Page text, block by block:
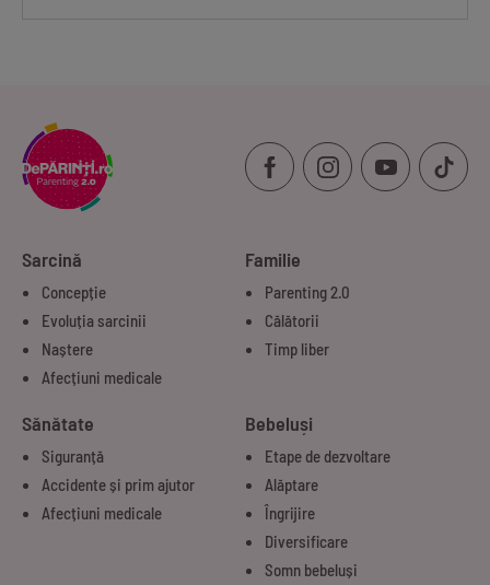
Sarcină
Concepție
Evoluția sarcinii
Naștere
Afecțiuni medicale
Familie
Parenting 2.0
Călătorii
Timp liber
Sănătate
Siguranță
Accidente și prim ajutor
Afecțiuni medicale
Bebeluși
Etape de dezvoltare
Alăptare
Îngrijire
Diversificare
Somn bebeluși